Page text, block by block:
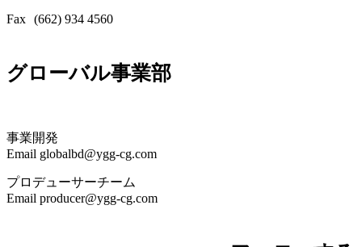
Fax (662) 934 4560
グローバル事業部
事業開発
Email globalbd@ygg-cg.com
プロデューサーチーム
Email producer@ygg-cg.com